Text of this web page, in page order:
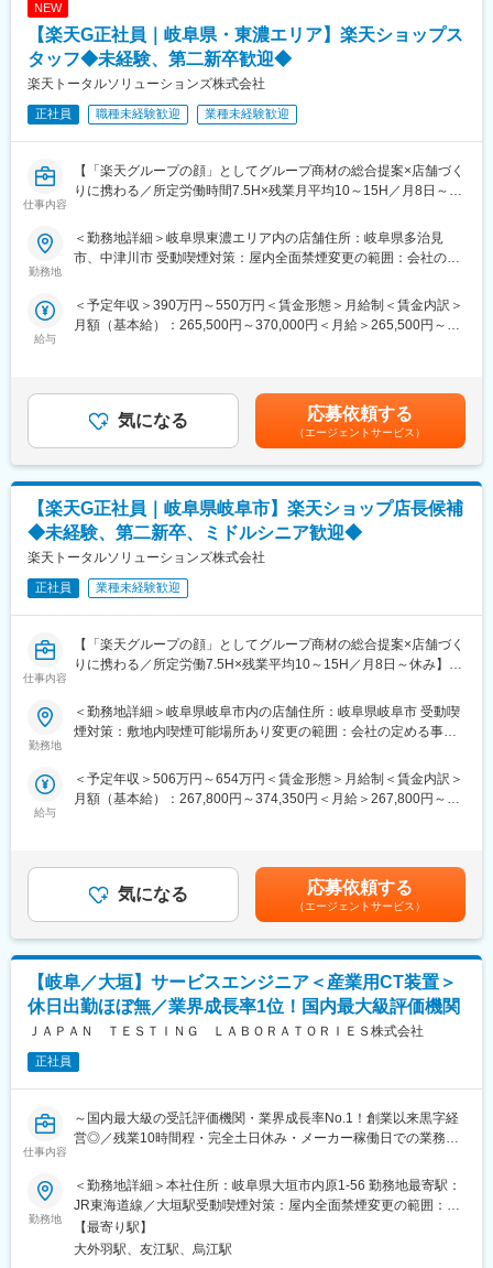
変更の範囲：会社の定める業務
◇店舗運営
・店舗での電話応対
・在庫管理、売り場づくり、POP作成
・KPI管理・数値振り返り
・店舗会議・研修への参加
・キャンペーン企画など、集客に向けた取り組み
■教育体制：
入社後1ヶ月は店舗での実践研修を実施。
てスタートできる環境です。
◇未経験でも成長しやすいシンプルなオペレーション
料金体系が他キャリアよりシンプル覚えやすく、提案力を磨きや
後発キャリアだからこそ柔軟で風通しがよく、改善提案や企画が
店舗運営に活かされやすい文化があります。
■キャリアパス：
スタッフ（R CREW）としてご活躍いただいたのち、約1年で店長
昇格を目指していただきます。その後はスーパーバイザー
（RSV）やマネージャーなど、より広い領域で活躍いただけるキ
ャリアがあります。
■組織構成：
■当社について：
で、事業運営に必要な企画、立ち上げ、コンサルティング、オペ
レーション管理、システム・インフラ整備までを一括して提供し
ています。
変更の範囲：会社の定める業務
NEW
【楽天G正社員｜岐阜県・東濃エリア】楽天ショップス
タッフ◆未経験、第二新卒歓迎◆
楽天トータルソリューションズ株式会社
正社員 職種未経験歓迎 業種未経験歓迎
仕事内容
【「楽天グループの顔」としてグループ商材の総合提案×店舗づく
りに携わる／所定労働時間7.5H×残業月平均10～15H／月8日～休
楽天モバイルショップに来店されるお客様へ、スマートフォン・
料金プラン・楽天カード・楽天市場・楽天ポイントなど、楽天経
て、お客様の生活をより豊かにするトータルサポートを行うポジ
ションです。
・新規契約・機種変更の受付および提案
・料金プラン、楽天ポイント活用、楽天カード、各種サービスの
案内
・スマホの初期設定・データ移行サポート
・問い合わせ対応
◇店舗運営
・在庫管理、売り場づくり、POP作成
・KPI管理・数値振り返り
■教育体制：
れなど基礎から学べ、楽天グループ共通のeラーニングでビジネス
スキルの習得も可能。未経験でも安心してスタートできる環境で
■このポジションの魅力：
◇未経験でも成長しやすいシンプルなオペレーション
く、早期に独り立ちが可能です。
◇事業づくりに携われるやりがい
後発キャリアだからこそ柔軟で風通しがよく、改善提案や企画が
店舗運営に活かされやすい文化があります。
■キャリアパス：
スタッフ（R CREW）から店長を経てRSV（スーパーバイザー）
へステップアップが可能です。RSV経験後はマネジメントや本部
への異動の道もあり、長期的にキャリア形成ができます。まずは
重視し、相談しやすく協力し合える職場環境です。
当社は2023年2月に設立された楽天グループ100％出資の新会社
で、事業運営に必要な企画、立ち上げ、コンサルティング、オペ
レーション管理、システム・インフラ整備までを一括して提供し
ています。
勤務地
＜勤務地詳細＞岐阜県東濃エリア内の店舗住所：岐阜県多治見
市、中津川市 受動喫煙対策：屋内全面禁煙変更の範囲：会社の定
給与
＜予定年収＞390万円～550万円＜賃金形態＞月給制＜賃金内訳＞
月額（基本給）：265,500円～370,000円＜月給＞265,500円～
気になる 応募依頼する
（エージェントサービス）
【楽天G正社員｜岐阜県岐阜市】楽天ショップ店長候補
◆未経験、第二新卒、ミドルシニア歓迎◆
楽天トータルソリューションズ株式会社
正社員 業種未経験歓迎
仕事内容
【「楽天グループの顔」としてグループ商材の総合提案×店舗づく
りに携わる／所定労働7.5H×残業平均10～15H／月8日～休み】
料金プラン・楽天カード・楽天市場・楽天ポイントなど、楽天経
済圏のサービスを総合的にご提案します。
ンです。
・料金プラン、楽天ポイント活用、楽天カード、各種サービス案
・スマホ初期設定・データ移行サポート
・問い合わせ対応
◇店舗運営
・シフト管理、教育、評価
■教育体制：
を基礎から学べ、楽天グループ共通のeラーニングでビジネススキ
ル習得も可能です。
■このポジションの魅力：
◇業界未経験でも成長しやすい環境
勤務地
＜勤務地詳細＞岐阜県岐阜市内の店舗住所：岐阜県岐阜市 受動喫
煙対策：敷地内喫煙可能場所あり変更の範囲：会社の定める事業
給与
＜予定年収＞506万円～654万円＜賃金形態＞月給制＜賃金内訳＞
月額（基本給）：267,800円～374,350円＜月給＞267,800円～
気になる 応募依頼する
（エージェントサービス）
【岐阜／大垣】サービスエンジニア＜産業用CT装置＞
休日出勤ほぼ無／業界成長率1位！国内最大級評価機関
ＪＡＰＡＮ ＴＥＳＴＩＮＧ ＬＡＢＯＲＡＴＯＲＩＥＳ株式会社
正社員
仕事内容
～国内最大級の受託評価機関・業界成長率No.1！創業以来黒字経
営◎／残業10時間程・完全土日休み・メーカー稼働日での業務が
■職務内容
各業界のトップメーカーの「開発品評価」に関わる国内最大級の
受託専門機関である当社にて、産業用CT装置のサービスエンジニ
アをお任せします。当社提携先の企業に出向いて評価機器の整備
勤務地
＜勤務地詳細＞本社住所：岐阜県大垣市内原1-56 勤務地最寄駅：
JR東海道線／大垣駅受動喫煙対策：屋内全面禁煙変更の範囲：会
社の定める事業所
【最寄り駅】
大外羽駅、友江駅、烏江駅